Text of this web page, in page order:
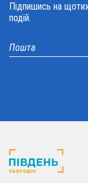
Підпишись на
подій.